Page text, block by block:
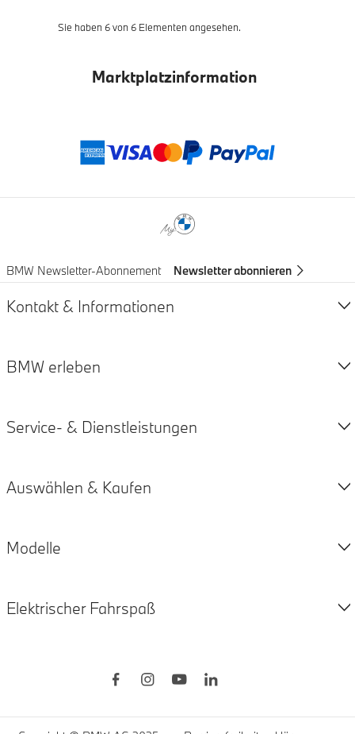
Sie haben 6 von 6 Elementen angesehen.
Marktplatzinformation